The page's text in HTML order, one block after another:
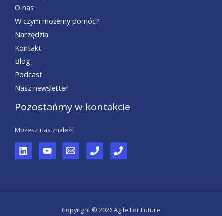
O nas
W czym możemy pomóc?
Narzędzia
Kontakt
Blog
Podcast
Nasz newsletter
Pozostańmy w kontakcie
Możesz nas znaleźć:
Copyright © 2026 Agile For Future